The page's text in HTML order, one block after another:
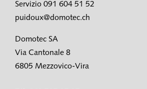
Servizio 091 604 51 52
puidoux@domotec.ch
Domotec SA
Via Cantonale 8
6805 Mezzovico-Vira